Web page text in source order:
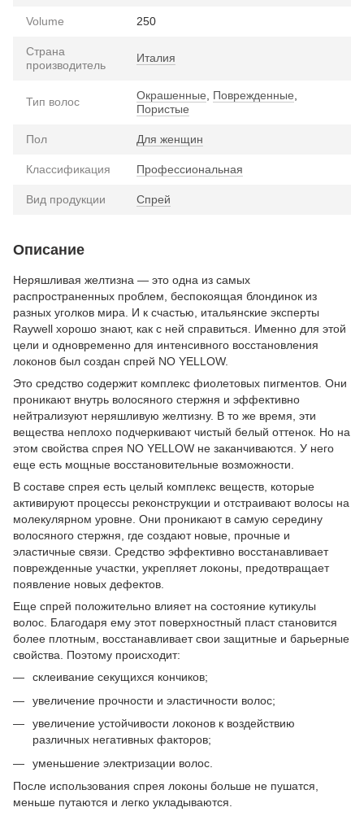
Volume 250
Страна
производитель
Италия
Тип волос Окрашенные, Поврежденные,
Пористые
Пол Для женщин
Классификация Профессиональная
Вид продукции Спрей
Описание
Неряшливая желтизна — это одна из самых
распространенных проблем, беспокоящая блондинок из
разных уголков мира. И к счастью, итальянские эксперты
Raywell хорошо знают, как с ней справиться. Именно для этой
цели и одновременно для интенсивного восстановления
локонов был создан спрей NO YELLOW.
Это средство содержит комплекс фиолетовых пигментов. Они
проникают внутрь волосяного стержня и эффективно
нейтрализуют неряшливую желтизну. В то же время, эти
вещества неплохо подчеркивают чистый белый оттенок. Но на
этом свойства спрея NO YELLOW не заканчиваются. У него
еще есть мощные восстановительные возможности.
В составе спрея есть целый комплекс веществ, которые
активируют процессы реконструкции и отстраивают волосы на
молекулярном уровне. Они проникают в самую середину
волосяного стержня, где создают новые, прочные и
эластичные связи. Средство эффективно восстанавливает
поврежденные участки, укрепляет локоны, предотвращает
появление новых дефектов.
Еще спрей положительно влияет на состояние кутикулы
волос. Благодаря ему этот поверхностный пласт становится
более плотным, восстанавливает свои защитные и барьерные
свойства. Поэтому происходит:
склеивание секущихся кончиков;
увеличение прочности и эластичности волос;
увеличение устойчивости локонов к воздействию
различных негативных факторов;
уменьшение электризации волос.
После использования спрея локоны больше не пушатся,
меньше путаются и легко укладываются.